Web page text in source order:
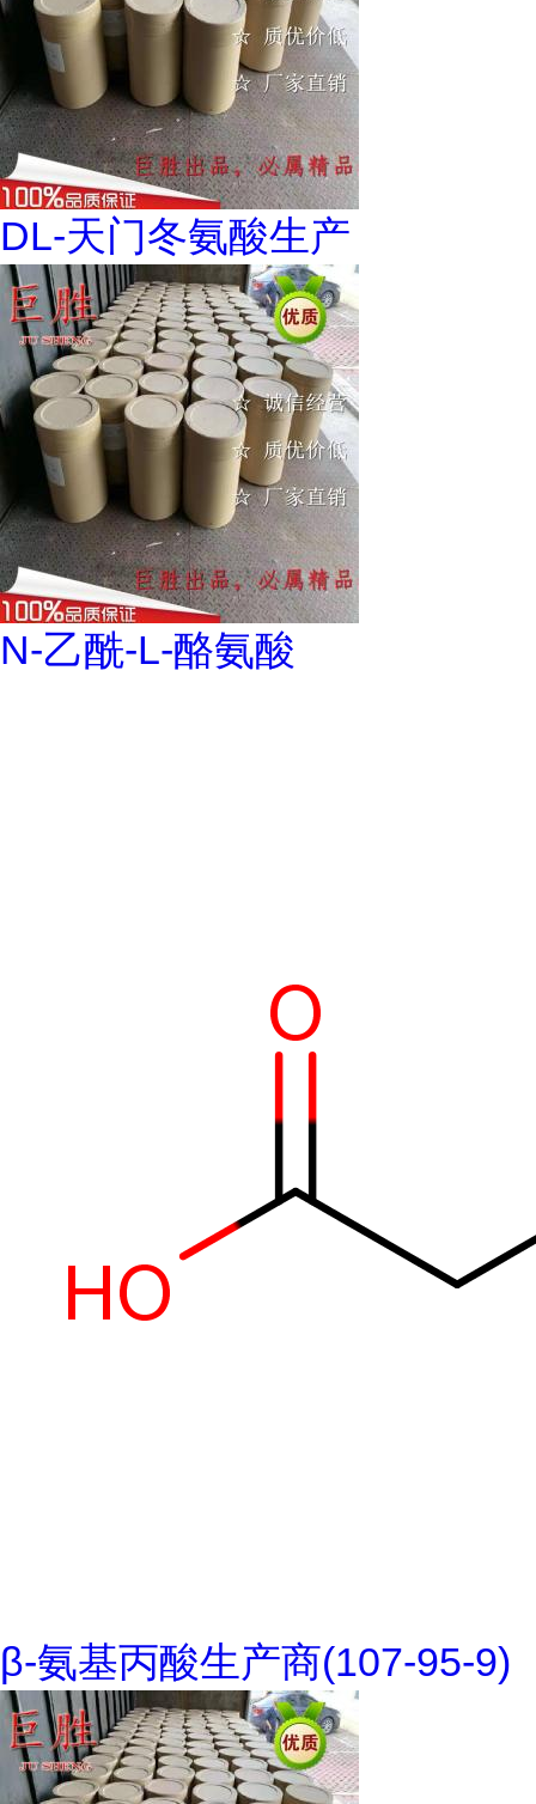
DL-天门冬氨酸生产
N-乙酰-L-酪氨酸
β-氨基丙酸生产商(107-95-9)